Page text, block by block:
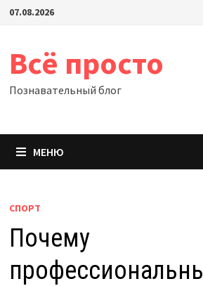
Перейти
07.08.2026
Всё просто
Познавательный блог
МЕНЮ
СПОРТ
Почему